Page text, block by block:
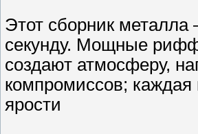
Этот сборник металла
секунду. Мощные
создают атмосферу,
компромиссов;
ярости